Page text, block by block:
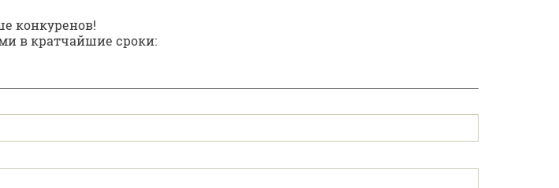
конкуренов!
в кратчайшие сроки: